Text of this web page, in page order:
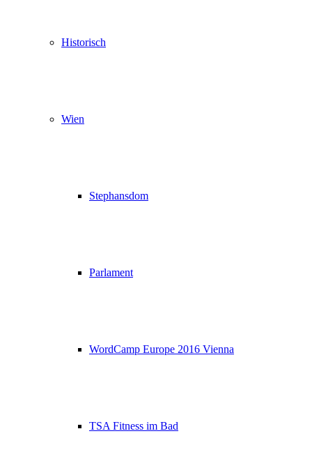
Historisch
Wien
Stephansdom
Parlament
WordCamp Europe 2016 Vienna
TSA Fitness im Bad